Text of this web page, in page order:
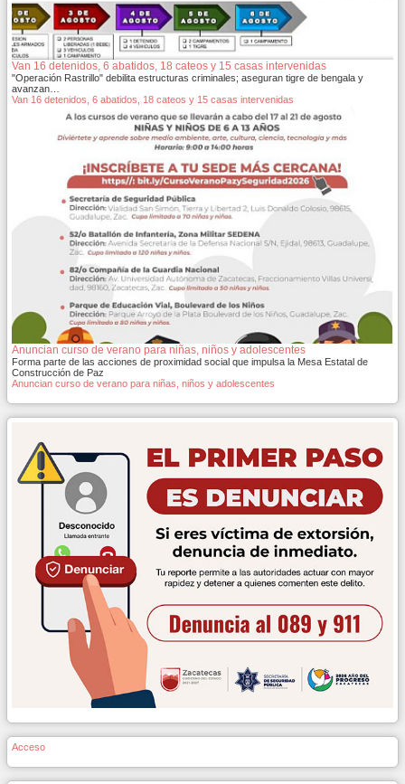
Van 16 detenidos, 6 abatidos, 18 cateos y 15 casas intervenidas
"Operación Rastrillo" debilita estructuras criminales; aseguran tigre de bengala y
avanzan…
Van 16 detenidos, 6 abatidos, 18 cateos y 15 casas intervenidas
Anuncian curso de verano para niñas, niños y adolescentes
Forma parte de las acciones de proximidad social que impulsa la Mesa Estatal de
Construcción de Paz
Anuncian curso de verano para niñas, niños y adolescentes
Acceso